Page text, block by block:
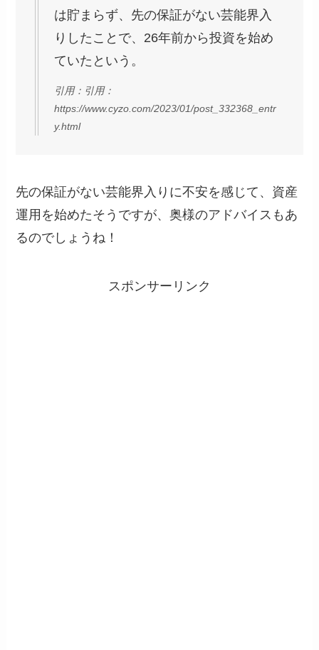
は貯まらず、先の保証がない芸能界入
りしたことで、26年前から投資を始め
ていたという。
引用：引用：
https://www.cyzo.com/2023/01/post_332368_entr
y.html
先の保証がない芸能界入りに不安を感じて、資産
運用を始めたそうですが、奥様のアドバイスもあ
るのでしょうね！
スポンサーリンク